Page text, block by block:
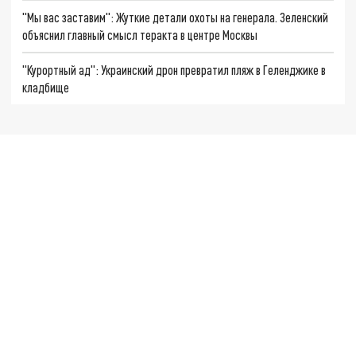
"Мы вас заставим": Жуткие детали охоты на генерала. Зеленский
объяснил главный смысл теракта в центре Москвы
"Курортный ад": Украинский дрон превратил пляж в Геленджике в
кладбище